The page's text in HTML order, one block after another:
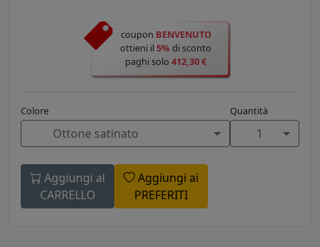
coupon BENVENUTO
ottieni il5% di sconto
paghi solo 412,30 €
Colore
Ottone satinato
Quantità
1
Aggiungi al
CARRELLO
Aggiungi ai
PREFERITI